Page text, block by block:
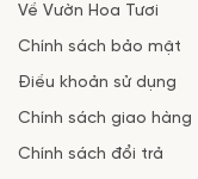
Về Vườn Hoa Tươi
Chính sách bảo mật
Điều khoản sử dụng
Chính sách giao hàng
Chính sách đổi trả